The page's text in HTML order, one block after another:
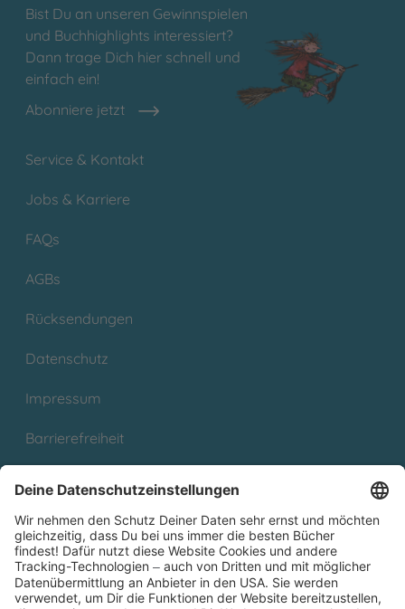
Bist Du an unseren Gewinnspielen
und Buchhighlights interessiert?
Dann trage Dich hier schnell und
einfach ein!
Abonniere jetzt
Service & Kontakt
Jobs & Karriere
FAQs
AGBs
Rücksendungen
Datenschutz
Impressum
Barrierefreiheit
Partnerprogramm (Affiliate)
Folge uns auf